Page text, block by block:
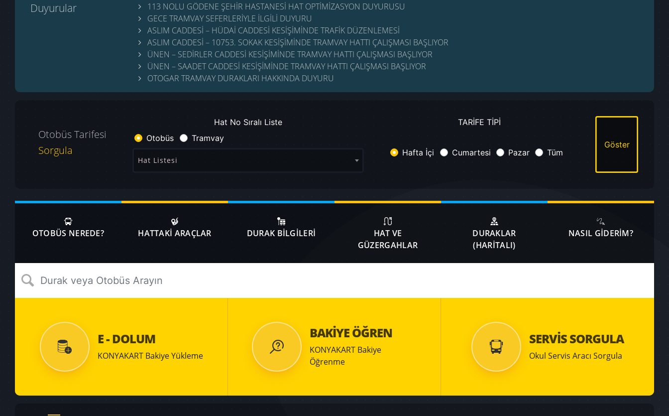
Duyurular
113 NOLU GÖDENE ŞEHİR HASTANESİ HAT OPTİMİZASYON DUYURUSU
GECE TRAMVAY SEFERLERİYLE İLGİLİ DUYURU
ASLIM CADDESİ – HÜDAİ CADDESİ KESİŞİMİNDE TRAFİK DÜZENLEMESİ
ASLIM CADDESİ – 10753. SOKAK KESİŞİMİNDE TRAMVAY HATTI ÇALIŞMASI BAŞLIYOR
ÜNEN – SEDİRLER CADDESİ KESİŞİMİNDE TRAMVAY HATTI ÇALIŞMASI BAŞLIYOR
ÜNEN – SAADET CADDESİ KESİŞİMİNDE TRAMVAY HATTI ÇALIŞMASI BAŞLIYOR
OTOGAR TRAMVAY DURAKLARI HAKKINDA DUYURU
Otobüs Tarifesi
Sorgula
Hat No Sıralı Liste
Otobüs
Tramvay
Hat Listesi
TARİFE TİPİ
Hafta İçi Cumartesi Pazar Tüm
Göster
OTOBÜS NEREDE? HATTAKİ ARAÇLAR DURAK BİLGİLERİ
HAT VE
GÜZERGAHLAR
DURAKLAR
(HARİTALI)
NASIL GİDERİM?
E - DOLUM
KONYAKART Bakiye Yükleme
BAKİYE ÖĞREN
KONYAKART Bakiye
Öğrenme
SERVİS SORGULA
Okul Servis Aracı Sorgula